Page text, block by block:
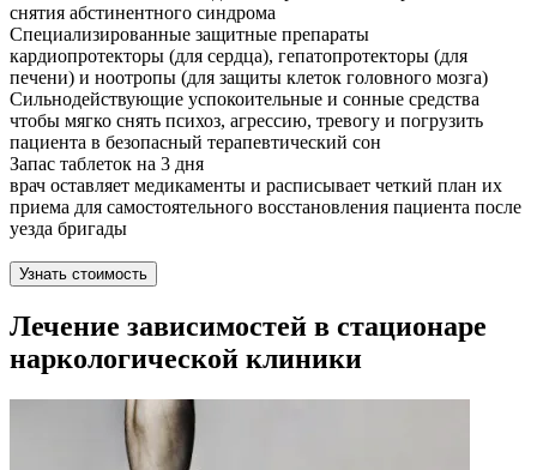
снятия абстинентного синдрома
Специализированные защитные препараты
кардиопротекторы (для сердца), гепатопротекторы (для
печени) и ноотропы (для защиты клеток головного мозга)
Сильнодействующие успокоительные и сонные средства
чтобы мягко снять психоз, агрессию, тревогу и погрузить
пациента в безопасный терапевтический сон
Запас таблеток на 3 дня
врач оставляет медикаменты и расписывает четкий план их
приема для самостоятельного восстановления пациента после
уезда бригады
Узнать стоимость
Лечение зависимостей в стационаре
наркологической клиники